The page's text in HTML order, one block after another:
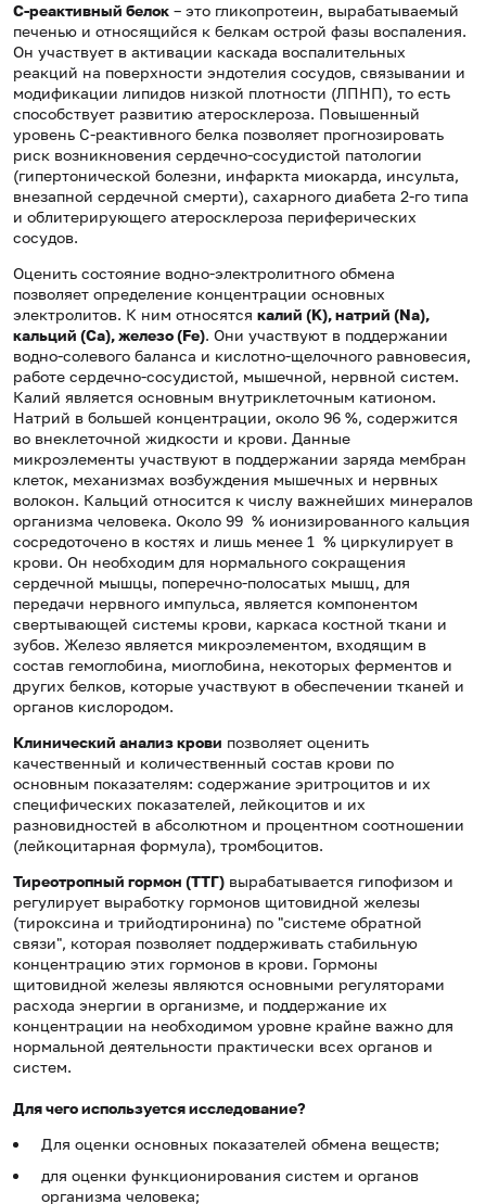
С-реактивный белок – это гликопротеин, вырабатываемый
печенью и относящийся к белкам острой фазы воспаления.
Он участвует в активации каскада воспалительных
реакций на поверхности эндотелия сосудов, связывании и
модификации липидов низкой плотности (ЛПНП), то есть
способствует развитию атеросклероза. Повышенный
уровень С-реактивного белка позволяет прогнозировать
риск возникновения сердечно-сосудистой патологии
(гипертонической болезни, инфаркта миокарда, инсульта,
внезапной сердечной смерти), сахарного диабета 2-го типа
и облитерирующего атеросклероза периферических
сосудов.
Оценить состояние водно-электролитного обмена
позволяет определение концентрации основных
электролитов. К ним относятся калий (K), натрий (Na),
кальций (Сa), железо (Fe). Они участвуют в поддержании
водно-солевого баланса и кислотно-щелочного равновесия,
работе сердечно-сосудистой, мышечной, нервной систем.
Калий является основным внутриклеточным катионом.
Натрий в большей концентрации, около 96 %, содержится
во внеклеточной жидкости и крови. Данные
микроэлементы участвуют в поддержании заряда мембран
клеток, механизмах возбуждения мышечных и нервных
волокон. Кальций относится к числу важнейших минералов
организма человека. Около 99 % ионизированного кальция
сосредоточено в костях и лишь менее 1 % циркулирует в
крови. Он необходим для нормального сокращения
сердечной мышцы, поперечно-полосатых мышц, для
передачи нервного импульса, является компонентом
свертывающей системы крови, каркаса костной ткани и
зубов. Железо является микроэлементом, входящим в
состав гемоглобина, миоглобина, некоторых ферментов и
других белков, которые участвуют в обеспечении тканей и
органов кислородом.
Клинический анализ крови позволяет оценить
качественный и количественный состав крови по
основным показателям: содержание эритроцитов и их
специфических показателей, лейкоцитов и их
разновидностей в абсолютном и процентном соотношении
(лейкоцитарная формула), тромбоцитов.
Тиреотропный гормон (ТТГ) вырабатывается гипофизом и
регулирует выработку гормонов щитовидной железы
(тироксина и трийодтиронина) по "системе обратной
связи", которая позволяет поддерживать стабильную
концентрацию этих гормонов в крови. Гормоны
щитовидной железы являются основными регуляторами
расхода энергии в организме, и поддержание их
концентрации на необходимом уровне крайне важно для
нормальной деятельности практически всех органов и
систем.
Для чего используется исследование?
Для оценки основных показателей обмена веществ;
для оценки функционирования систем и органов
организма человека;